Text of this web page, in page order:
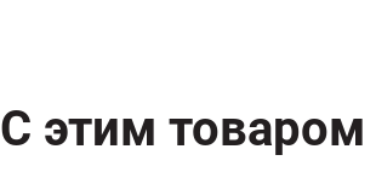
С этим